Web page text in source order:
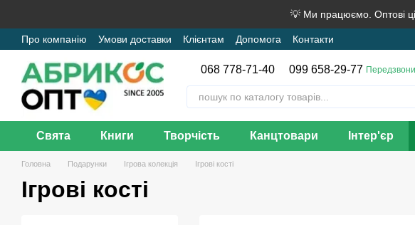
💡 Ми працюємо. Оптові
Про компанію Умови доставки Клієнтам Допомога Контакти
068 778-71-40 099 658-29-77
Свята Книги Творчість Канцтовари Інтер'єр
Головна Подарунки Ігрова колекція Ігрові кості
Ігрові кості